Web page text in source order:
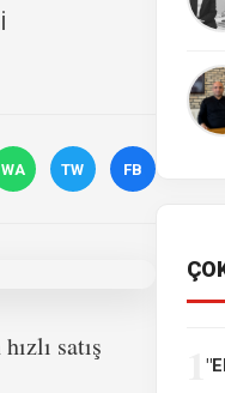
WA TW FB
satış